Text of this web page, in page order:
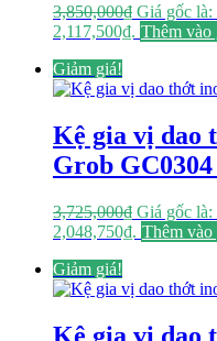
3,850,000₫ Giá gốc là:
2,117,500₫. Thêm vào
Giảm giá!
Kệ gia vị dao
Grob GC0304
3,725,000₫ Giá gốc là:
2,048,750₫. Thêm vào
Giảm giá!
Kệ gia vị dao